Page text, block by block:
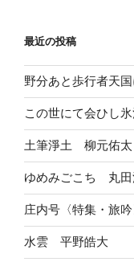
最近の投稿
野分あと歩行者天
この世にて会ひし
土筆淨土 柳元佑太
ゆめみごこち 丸田
庄内号〈特集・旅吟
水雲 平野皓大